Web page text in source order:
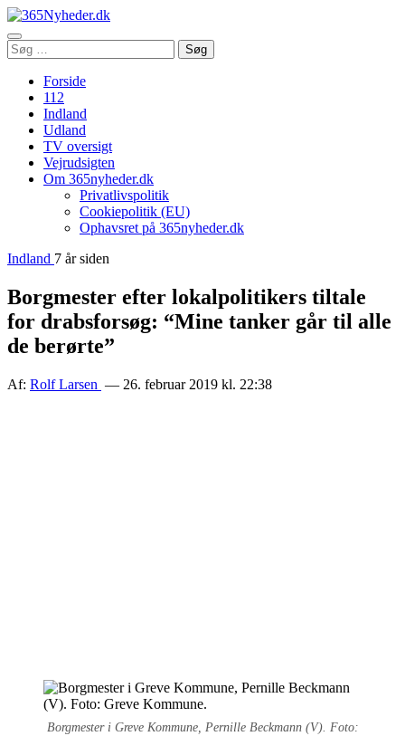
Åbn
menu
Søg
efter:
Søg
Forside
112
Indland
Udland
TV oversigt
Vejrudsigten
Om 365nyheder.dk
Privatlivspolitik
Cookiepolitik (EU)
Ophavsret på 365nyheder.dk
Indland 7 år siden
Borgmester efter lokalpolitikers tiltale
for drabsforsøg: “Mine tanker går til alle
de berørte”
Af: Rolf Larsen — 26. februar 2019 kl. 22:38
Borgmester i Greve Kommune, Pernille Beckmann (V). Foto: